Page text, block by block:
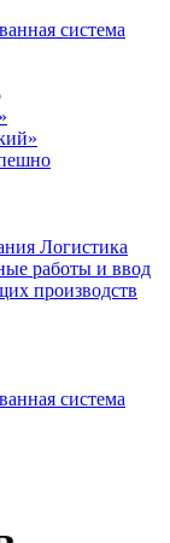
система
Логистика
работы и ввод
производств
система